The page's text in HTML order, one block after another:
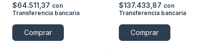
$64.511,37 con
Transferencia bancaria
Comprar
$137.433,87 con
Transferencia bancaria
Comprar